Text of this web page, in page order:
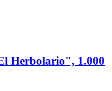
Herbolario", 1.000